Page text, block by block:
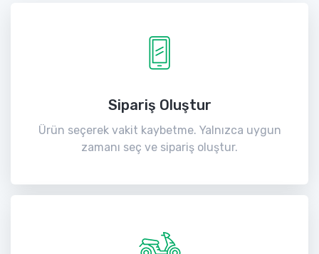
Sipariş Oluştur
Ürün seçerek vakit kaybetme. Yalnızca uygun
zamanı seç ve sipariş oluştur.